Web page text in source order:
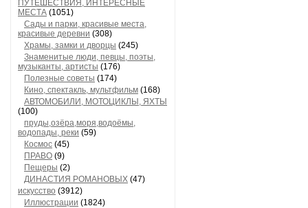
ПУТЕШЕСТВИЯ, ИНТЕРЕСНЫЕ
МЕСТА (1051)
Сады и парки, красивые места,
красивые деревни (308)
Храмы, замки и дворцы (245)
Знаменитые люди, певцы, поэты,
музыканты, артисты (176)
Полезные советы (174)
Кино, спектакль, мультфильм (168)
АВТОМОБИЛИ, МОТОЦИКЛЫ, ЯХТЫ
(100)
пруды,озёра,моря,водоёмы,
водопады, реки (59)
Космос (45)
ПРАВО (9)
Пещеры (2)
ДИНАСТИЯ РОМАНОВЫХ (47)
искусство (3912)
Иллюстрации (1824)